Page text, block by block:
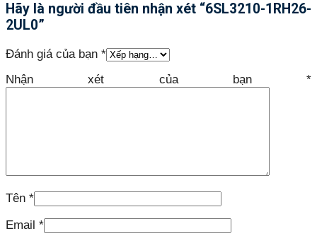
Hãy là người đầu tiên nhận xét “6SL3210-1RH26-
2UL0”
Đánh giá của bạn *
Nhận xét của bạn *
Tên *
Email *